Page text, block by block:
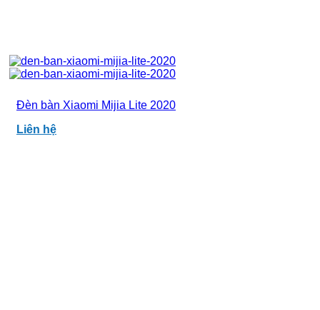
Đèn bàn Xiaomi Mijia Lite 2020
Liên hệ